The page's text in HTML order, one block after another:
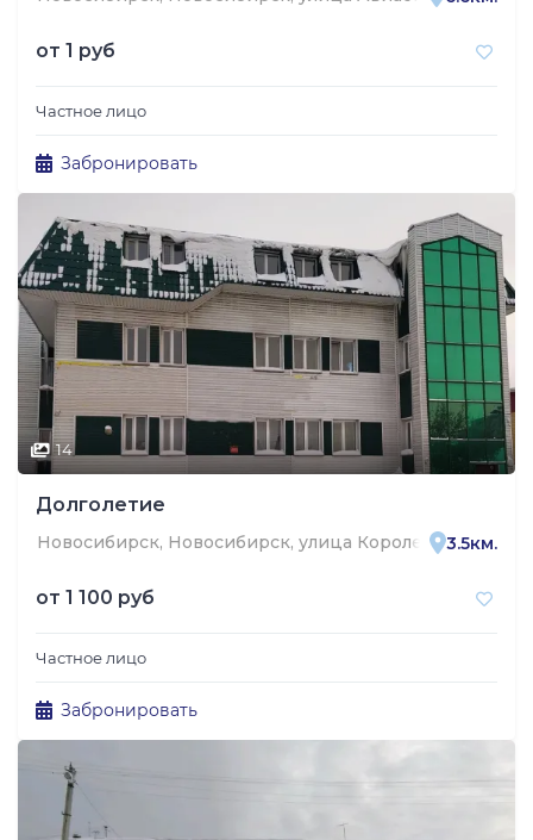
от 1 руб
Частное лицо
Забронировать
14
Долголетие
Новосибирск, Новосибирск, улица Короленко, 140
3.5км.
от 1 100 руб
Частное лицо
Забронировать